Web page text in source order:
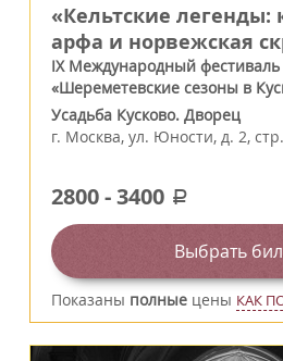
«Кельтские легенды:
арфа и норвежская
IX Международный фестиваль
«Шереметевские сезоны в
Усадьба Кусково. Дворец
г. Москва, ул. Юности, д. 2,
2800-3400 a
Выбрать
Показаны полные цены КАК